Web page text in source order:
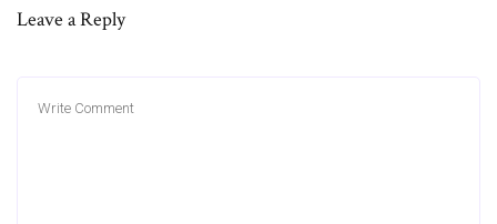
Leave a Reply